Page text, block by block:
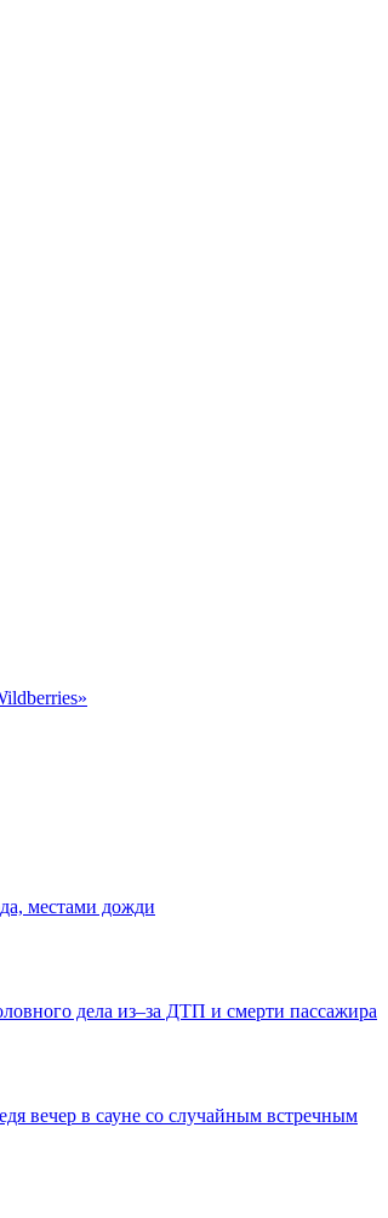
местами дожди
дела из–за ДТП и смерти пассажира
вечер в сауне со случайным встречным